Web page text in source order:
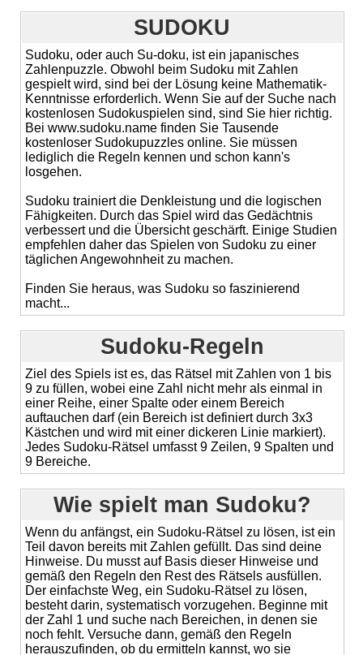
SUDOKU
Sudoku, oder auch Su-doku, ist ein japanisches
Zahlenpuzzle. Obwohl beim Sudoku mit Zahlen
gespielt wird, sind bei der Lösung keine Mathematik-
Kenntnisse erforderlich. Wenn Sie auf der Suche nach
kostenlosen Sudokuspielen sind, sind Sie hier richtig.
Bei www.sudoku.name finden Sie Tausende
kostenloser Sudokupuzzles online. Sie müssen
lediglich die Regeln kennen und schon kann's
losgehen.
Sudoku trainiert die Denkleistung und die logischen
Fähigkeiten. Durch das Spiel wird das Gedächtnis
verbessert und die Übersicht geschärft. Einige Studien
empfehlen daher das Spielen von Sudoku zu einer
täglichen Angewohnheit zu machen.
Finden Sie heraus, was Sudoku so faszinierend
macht...
Sudoku-Regeln
Ziel des Spiels ist es, das Rätsel mit Zahlen von 1 bis
9 zu füllen, wobei eine Zahl nicht mehr als einmal in
einer Reihe, einer Spalte oder einem Bereich
auftauchen darf (ein Bereich ist definiert durch 3x3
Kästchen und wird mit einer dickeren Linie markiert).
Jedes Sudoku-Rätsel umfasst 9 Zeilen, 9 Spalten und
9 Bereiche.
Wie spielt man Sudoku?
Wenn du anfängst, ein Sudoku-Rätsel zu lösen, ist ein
Teil davon bereits mit Zahlen gefüllt. Das sind deine
Hinweise. Du musst auf Basis dieser Hinweise und
gemäß den Regeln den Rest des Rätsels ausfüllen.
Der einfachste Weg, ein Sudoku-Rätsel zu lösen,
besteht darin, systematisch vorzugehen. Beginne mit
der Zahl 1 und suche nach Bereichen, in denen sie
noch fehlt. Versuche dann, gemäß den Regeln
herauszufinden, ob du ermitteln kannst, wo sie